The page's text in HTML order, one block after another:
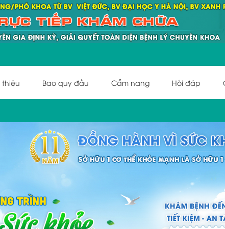
thiệu Bao quy đầu Cẩm nang Hỏi đáp